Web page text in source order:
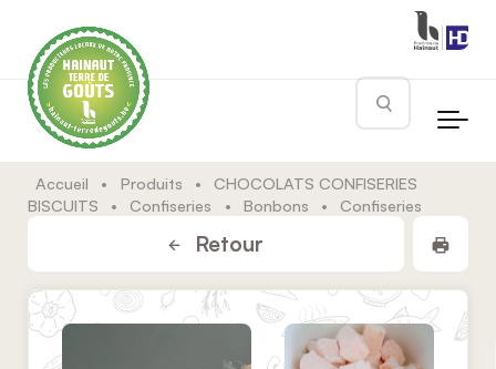
Rechercher
Accueil • Produits •
CHOCOLATS CONFISERIES
BISCUITS
• Confiseries • Bonbons • Confiseries
Retour